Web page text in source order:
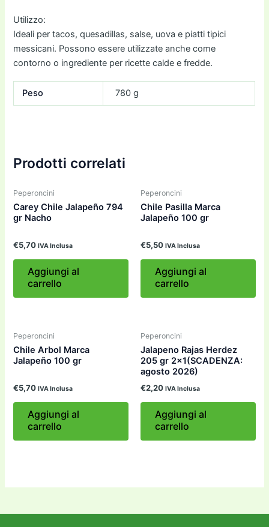
Utilizzo:
Ideali per tacos, quesadillas, salse, uova e piatti tipici
messicani. Possono essere utilizzate anche come
contorno o ingrediente per ricette calde e fredde.
Peso 780 g
Prodotti correlati
Peperoncini
Carey Chile Jalapeño 794
gr Nacho
€5,70 IVA Inclusa
Aggiungi al
carrello
Peperoncini
Chile Pasilla Marca
Jalapeño 100 gr
€5,50 IVA Inclusa
Aggiungi al
carrello
Peperoncini
Chile Arbol Marca
Jalapeño 100 gr
€5,70 IVA Inclusa
Aggiungi al
carrello
Peperoncini
Jalapeno Rajas Herdez
205 gr 2×1(SCADENZA:
agosto 2026)
€2,20 IVA Inclusa
Aggiungi al
carrello